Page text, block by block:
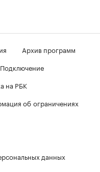
Архив программ
Подключение
на РБК
об ограничениях
данных